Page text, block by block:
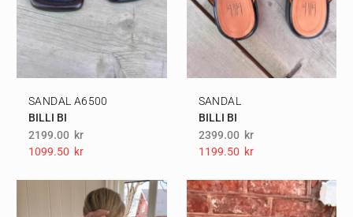
SANDAL A6500
BILLI BI
2199.00 kr
1099.50 Kr
SANDAL
BILLI BI
2399.00 kr
1199.50 Kr